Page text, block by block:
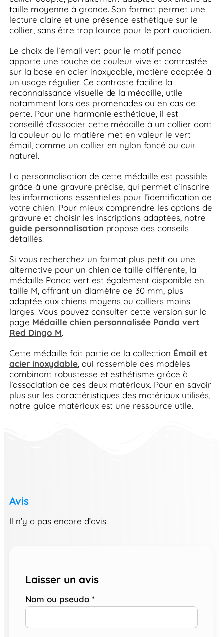
taille moyenne à grande. Son format permet une
lecture claire et une présence esthétique sur le
collier, sans être trop lourde pour le port quotidien.
Le choix de l’émail vert pour le motif panda
apporte une touche de couleur vive et contrastée
sur la base en acier inoxydable, matière adaptée à
un usage régulier. Ce contraste facilite la
reconnaissance visuelle de la médaille, utile
notamment lors des promenades ou en cas de
perte. Pour une harmonie esthétique, il est
conseillé d’associer cette médaille à un collier dont
la couleur ou la matière met en valeur le vert
émail, comme un collier en nylon foncé ou cuir
naturel.
La personnalisation de cette médaille est possible
grâce à une gravure précise, qui permet d’inscrire
les informations essentielles pour l’identification de
votre chien. Pour mieux comprendre les options de
gravure et choisir les inscriptions adaptées, notre
guide personnalisation propose des conseils
détaillés.
Si vous recherchez un format plus petit ou une
alternative pour un chien de taille différente, la
médaille Panda vert est également disponible en
taille M, offrant un diamètre de 30 mm, plus
adaptée aux chiens moyens ou colliers moins
larges. Vous pouvez consulter cette version sur la
page Médaille chien personnalisée Panda vert
Red Dingo M.
Cette médaille fait partie de la collection Émail et
acier inoxydable, qui rassemble des modèles
combinant robustesse et esthétisme grâce à
l’association de ces deux matériaux. Pour en savoir
plus sur les caractéristiques des matériaux utilisés,
notre guide matériaux est une ressource utile.
Avis
Il n’y a pas encore d’avis.
Laisser un avis
Nom ou pseudo *